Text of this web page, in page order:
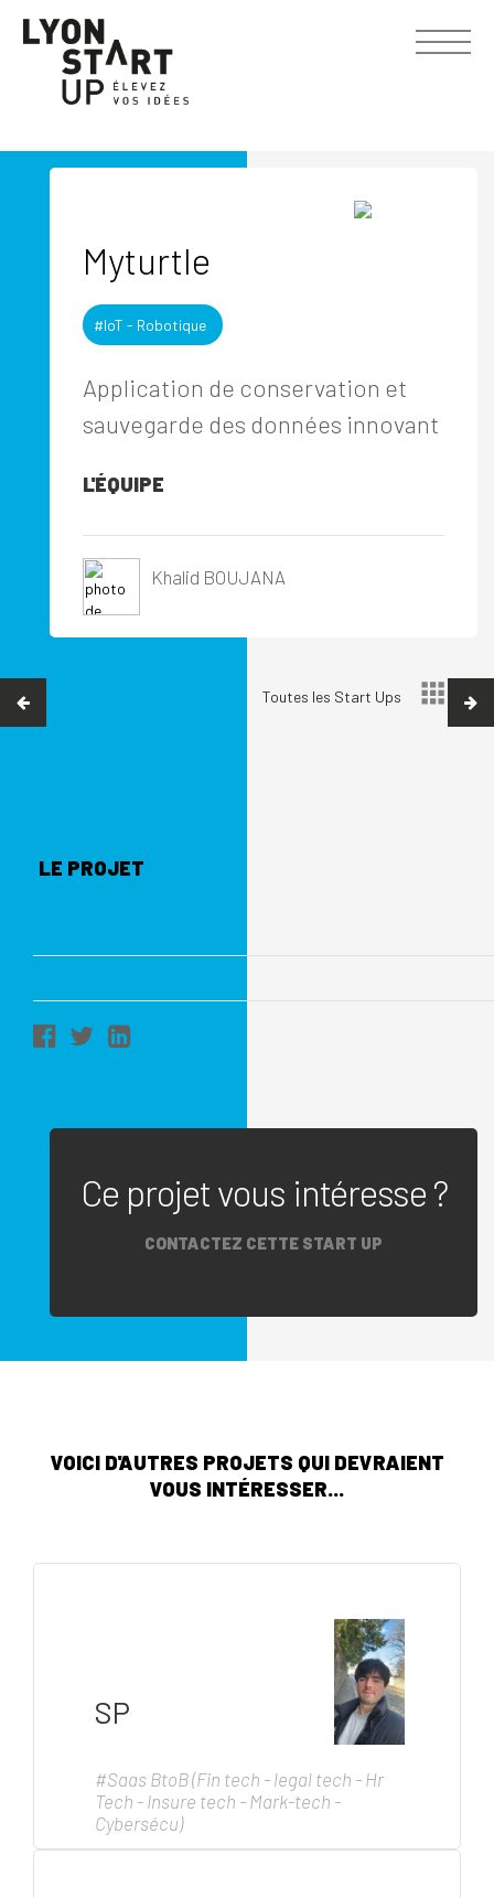
Myturtle
#IoT - Robotique
Application de conservation et
sauvegarde des données innovant
L'ÉQUIPE
Khalid BOUJANA
Toutes les Start Ups
LE PROJET
Ce projet vous intéresse ?
CONTACTEZ CETTE START UP
VOICI D'AUTRES PROJETS QUI DEVRAIENT
VOUS INTÉRESSER...
SP
#Saas BtoB (Fin tech - legal tech - Hr
Tech - Insure tech - Mark-tech -
Cybersécu)